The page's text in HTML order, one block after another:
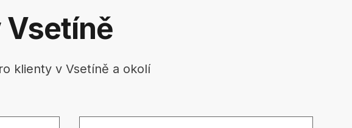
Vsetíně
klienty v Vsetíně a okolí